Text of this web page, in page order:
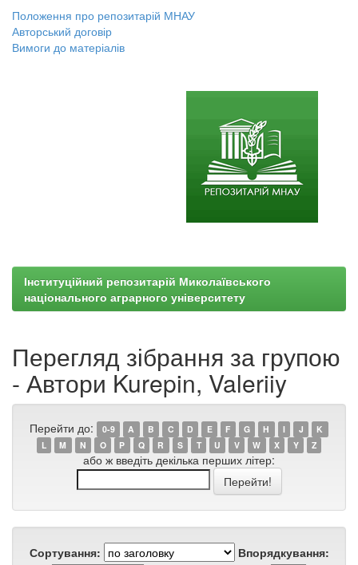
Положення про репозитарій МНАУ
Авторський договір
Вимоги до матеріалів
Інституційний репозитарій Миколаївського
національного аграрного університету
Перегляд зібрання за групою
- Автори Kurepin, Valeriiy
Перейти до: 0-9 A B C D E F G H I J
K
L
M N O P Q R S T U V W X Y Z
або ж введіть декілька перших літер:
Сортування:
Впорядкування: